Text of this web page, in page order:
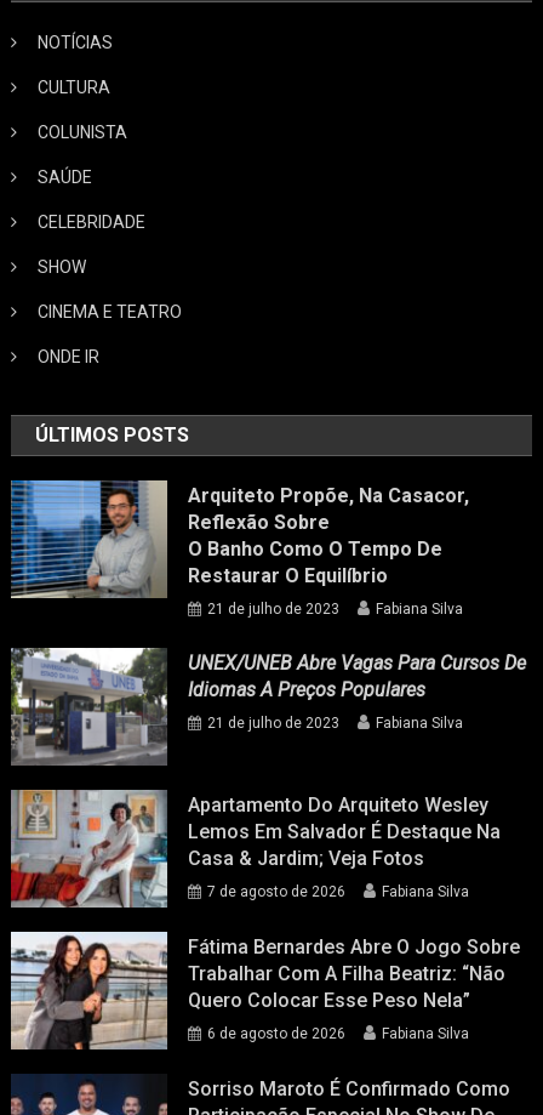
NOTÍCIAS
CULTURA
COLUNISTA
SAÚDE
CELEBRIDADE
SHOW
CINEMA E TEATRO
ONDE IR
ÚLTIMOS POSTS
Arquiteto Propõe, Na Casacor,
Reflexão Sobre
O Banho Como O Tempo De
Restaurar O Equilíbrio
21 de julho de 2023 Fabiana Silva
UNEX/UNEB Abre Vagas Para Cursos De
Idiomas A Preços Populares
21 de julho de 2023 Fabiana Silva
Apartamento Do Arquiteto Wesley
Lemos Em Salvador É Destaque Na
Casa & Jardim; Veja Fotos
7 de agosto de 2026 Fabiana Silva
Fátima Bernardes Abre O Jogo Sobre
Trabalhar Com A Filha Beatriz: “Não
Quero Colocar Esse Peso Nela”
6 de agosto de 2026 Fabiana Silva
Sorriso Maroto É Confirmado Como